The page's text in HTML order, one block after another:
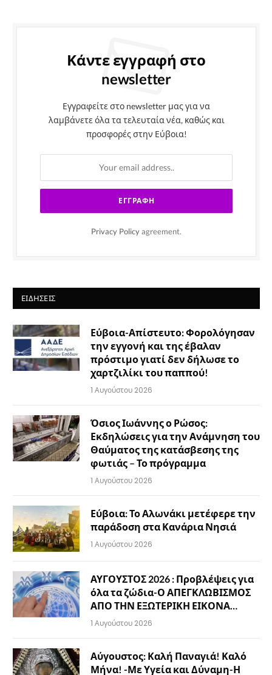
Κάντε εγγραφή στο
newsletter
Εγγραφείτε στο newsletter μας για να
λαμβάνετε όλα τα τελευταία νέα, καθώς και
προσφορές στην Εύβοια!
Privacy Policy agreement.
ΕΙΔΉΣΕΙΣ
Εύβοια-Απίστευτο: Φορολόγησαν
την εγγονή και της έβαλαν
πρόστιμο γιατί δεν δήλωσε το
χαρτζιλίκι του παππού!
1 Αυγούστου 2026
Όσιος Ιωάννης ο Ρώσος:
Εκδηλώσεις για την Ανάμνηση του
Θαύματος της κατάσβεσης της
φωτιάς – Το πρόγραμμα
1 Αυγούστου 2026
Εύβοια: Το Αλωνάκι μετέφερε την
παράδοση στα Κανάρια Νησιά
1 Αυγούστου 2026
ΑΥΓΟΥΣΤΟΣ 2026 : Προβλέψεις για
όλα τα ζώδια-Ο ΑΠΕΓΚΛΩΒΙΣΜΟΣ
ΑΠΟ ΤΗΝ ΕΞΩΤΕΡΙΚΗ ΕΙΚΟΝΑ…
1 Αυγούστου 2026
Αύγουστος: Καλή Παναγιά! Καλό
Μήνα! -Με Υγεία και Δύναμη-Η